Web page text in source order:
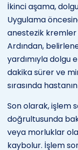
İkinci aşama,
Uygulama
anestezik
Ardından,
yardımıyla dolgu
dakika sürer ve
sırasında
Son olarak, işlem
doğrultusunda
veya morluklar
kaybolur. İşlem